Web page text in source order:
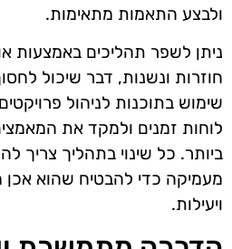
ולבצע התאמות מתאימות.
ניתן לשפר תהליכים באמצעות
חוזרות ונשנות, דבר שיכול
שימוש בתוכנות לניהול
לוחות זמנים ולמקד את
ביותר. כל שינוי בתהליך צריך
מעמיקה כדי להבטיח שהוא אכן
ויעילות.